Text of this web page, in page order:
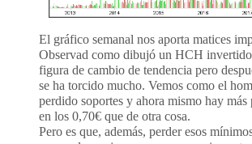
El gráfico semanal nos aporta matices
Observad como dibujó un HCH
figura de cambio de tendencia pero
se ha torcido mucho. Vemos como el
perdido soportes y ahora mismo hay
en los 0,70€ que de otra cosa.
Pero es que, además, perder esos